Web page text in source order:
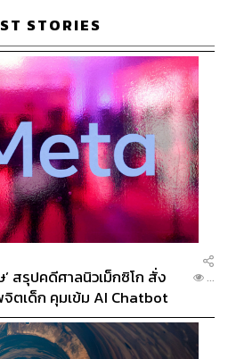
STORIES
สรุปคดีศาลนิวเม็กซิโก สั่ง
ตเด็ก คุมเข้ม AI Chatbot
...